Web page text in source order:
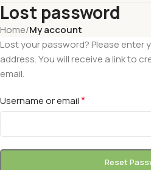
Lost password
Home/My account
Lost your password? Please enter
address. You will receive a link to
email.
Username or email*
Reset